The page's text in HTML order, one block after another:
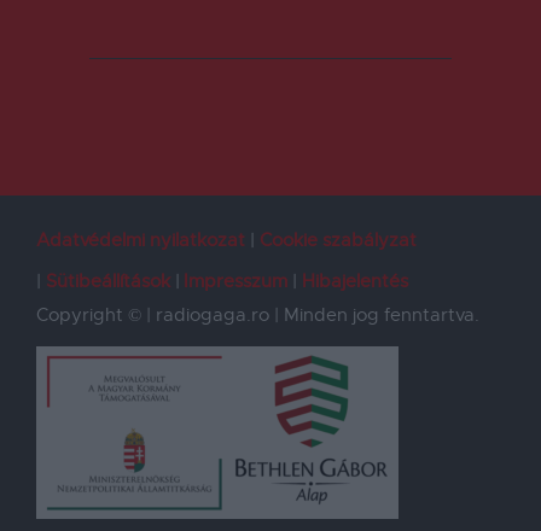
Adatvédelmi nyilatkozat
Cookie szabályzat
Sütibeállítások
Impresszum
Hibajelentés
Copyright © | radiogaga.ro | Minden jog fenntartva.